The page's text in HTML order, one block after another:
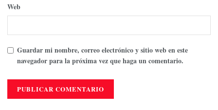
Web
Guardar mi nombre, correo electrónico y sitio web en este
navegador para la próxima vez que haga un comentario.